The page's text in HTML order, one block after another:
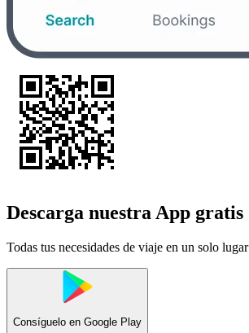
Descarga nuestra App gratis
Todas tus necesidades de viaje en un solo lugar
Consíguelo en Google Play